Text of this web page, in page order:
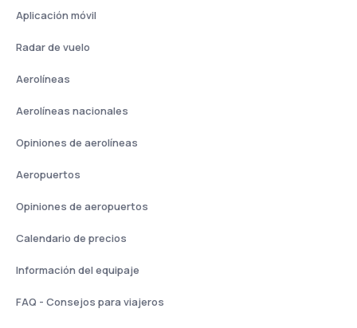
Aplicación móvil
Radar de vuelo
Aerolíneas
Aerolíneas nacionales
Opiniones de aerolíneas
Aeropuertos
Opiniones de aeropuertos
Calendario de precios
Información del equipaje
FAQ - Consejos para viajeros